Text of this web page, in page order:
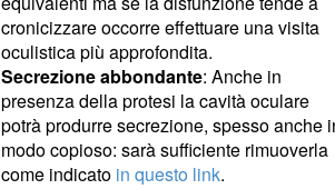
cronicizzare occorre effettuare una visita
oculistica più approfondita.
Secrezione abbondante: Anche in
presenza della protesi la cavità oculare
potrà produrre secrezione, spesso anche
modo copioso: sarà sufficiente rimuoverla
come indicato in questo link.